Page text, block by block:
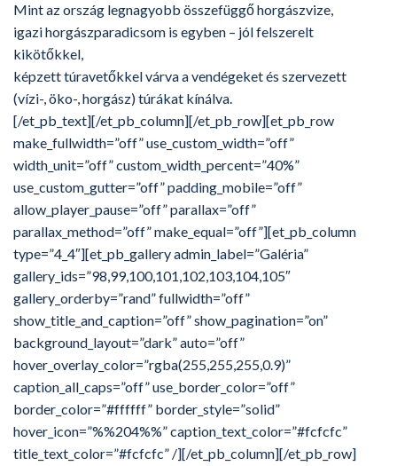
Mint az ország legnagyobb összefüggő horgászvize,
igazi horgászparadicsom is egyben – jól felszerelt
kikötőkkel,
képzett túravetőkkel várva a vendégeket és szervezett
(vízi-, öko-, horgász) túrákat kínálva.
[/et_pb_text][/et_pb_column][/et_pb_row][et_pb_row
make_fullwidth=”off” use_custom_width=”off”
width_unit=”off” custom_width_percent=”40%”
use_custom_gutter=”off” padding_mobile=”off”
allow_player_pause=”off” parallax=”off”
parallax_method=”off” make_equal=”off”][et_pb_column
type=”4_4″][et_pb_gallery admin_label=”Galéria”
gallery_ids=”98,99,100,101,102,103,104,105″
gallery_orderby=”rand” fullwidth=”off”
show_title_and_caption=”off” show_pagination=”on”
background_layout=”dark” auto=”off”
hover_overlay_color=”rgba(255,255,255,0.9)”
caption_all_caps=”off” use_border_color=”off”
border_color=”#ffffff” border_style=”solid”
hover_icon=”%%204%%” caption_text_color=”#fcfcfc”
title_text_color=”#fcfcfc” /][/et_pb_column][/et_pb_row]